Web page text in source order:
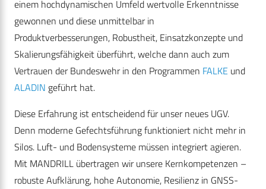
einem hochdynamischen Umfeld wertvolle Erkenntnisse
gewonnen und diese unmittelbar in
Produktverbesserungen, Robustheit, Einsatzkonzepte und
Skalierungsfähigkeit überführt, welche dann auch zum
Vertrauen der Bundeswehr in den Programmen FALKE und
ALADIN geführt hat.
Diese Erfahrung ist entscheidend für unser neues UGV.
Denn moderne Gefechtsführung funktioniert nicht mehr in
Silos. Luft- und Bodensysteme müssen integriert agieren.
Mit MANDRILL übertragen wir unsere Kernkompetenzen –
robuste Aufklärung, hohe Autonomie, Resilienz in GNSS-